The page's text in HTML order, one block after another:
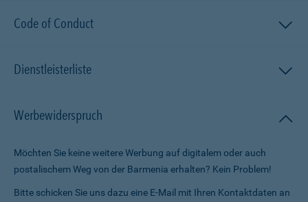
Code of Conduct
Dienstleisterliste
Werbewiderspruch
Möchten Sie keine weitere Werbung auf digitalem oder auch
postalischem Weg von der Barmenia erhalten? Kein Problem!
Bitte schicken Sie uns dazu eine E-Mail mit Ihren Kontaktdaten an